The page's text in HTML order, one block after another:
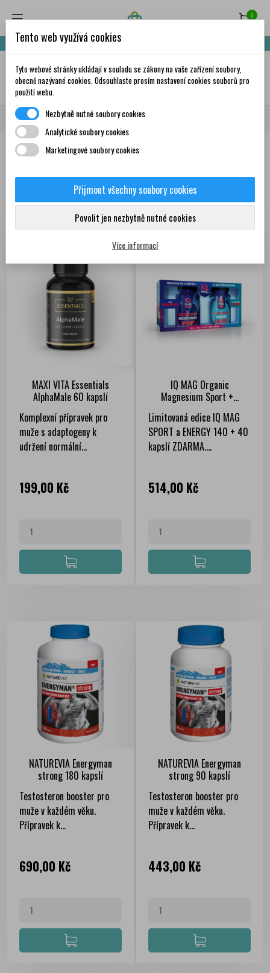
0
Nakupte za 999,- Kč a získáte dopravu zdarma!
✦AI
Domů Ostatní produkty Pro sportovce
Produkty
Seřadit podle: První nové produkty
Zobrazení 1-12 z 79
položek
MAXI VITA Essentials
AlphaMale 60 kapslí
Komplexní přípravek pro
muže s adaptogeny k
udržení normální...
Cena
199,00 Kč
IQ MAG Organic
Magnesium Sport +...
Limitovaná edice IQ MAG
SPORT a ENERGY 140 + 40
kapslí ZDARMA....
Cena
514,00 Kč
NATUREVIA Energyman
strong 180 kapslí
Testosteron booster pro
muže v každém věku.
Přípravek k...
Cena
690,00 Kč
NATUREVIA Energyman
strong 90 kapslí
Testosteron booster pro
muže v každém věku.
Přípravek k...
Cena
443,00 Kč
Tento web využívá cookies
Tyto webové stránky ukládají v souladu se zákony na vaše zařízení soubory,
obecně nazývané cookies. Odsouhlaste prosím nastavení cookies souborů pro
použití webu.
Nezbytně nutné soubory cookies
Analytické soubory cookies
Marketingové soubory cookies
Přijmout všechny soubory cookies
Povolit jen nezbytně nutné cookies
Více informací